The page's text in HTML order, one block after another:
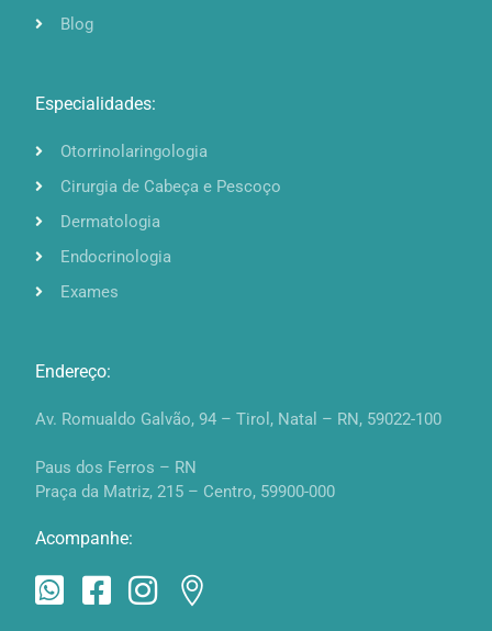
Blog
Especialidades:
Otorrinolaringologia
Cirurgia de Cabeça e Pescoço
Dermatologia
Endocrinologia
Exames
Endereço:
Av. Romualdo Galvão, 94 – Tirol, Natal – RN, 59022-100
Paus dos Ferros – RN
Praça da Matriz, 215 – Centro, 59900-000
Acompanhe: